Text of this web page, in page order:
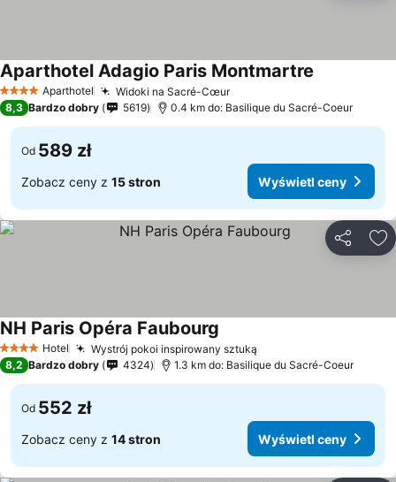
4 KategoriaAparthotel Widoki na Sacré-Cœur
Aparthotel Adagio Paris Montmartre
8,3 Bardzo dobry 5619 0.4 km do: Basilique du Sacré-Coeur
Od 589 zł
Zobacz ceny z 15 stron Wyświetl ceny
4 KategoriaHotel Wystrój pokoi inspirowany sztuką
NH Paris Opéra Faubourg
8,2 Bardzo dobry 4324 1.3 km do: Basilique du Sacré-Coeur
Od 552 zł
Zobacz ceny z 14 stron Wyświetl ceny